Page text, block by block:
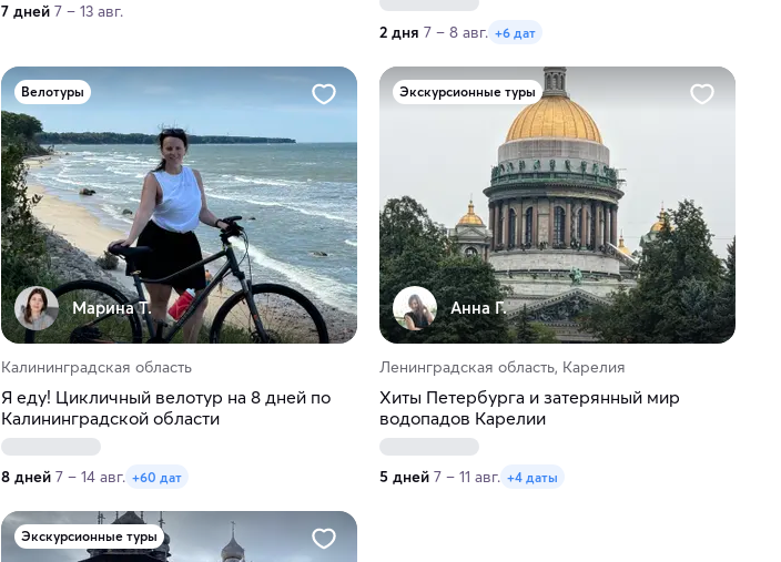
7 дней 7 – 13 авг.
2 дня 7 – 8 авг. +6 дат
Велотуры
Марина Т.
Калининградская область
Я еду! Цикличный велотур на 8 дней по
Калининградской области
8 дней 7 – 14 авг. +60 дат
Экскурсионные туры
Анна Г.
Ленинградская область, Карелия
Хиты Петербурга и затерянный мир
водопадов Карелии
5 дней 7 – 11 авг. +4 даты
Экскурсионные туры